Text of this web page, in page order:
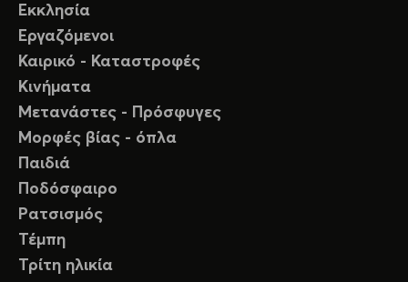
Εκκλησία
Εργαζόμενοι
Καιρικό - Καταστροφές
Κινήματα
Μετανάστες - Πρόσφυγες
Μορφές βίας - όπλα
Παιδιά
Ποδόσφαιρο
Ρατσισμός
Τέμπη
Τρίτη ηλικία